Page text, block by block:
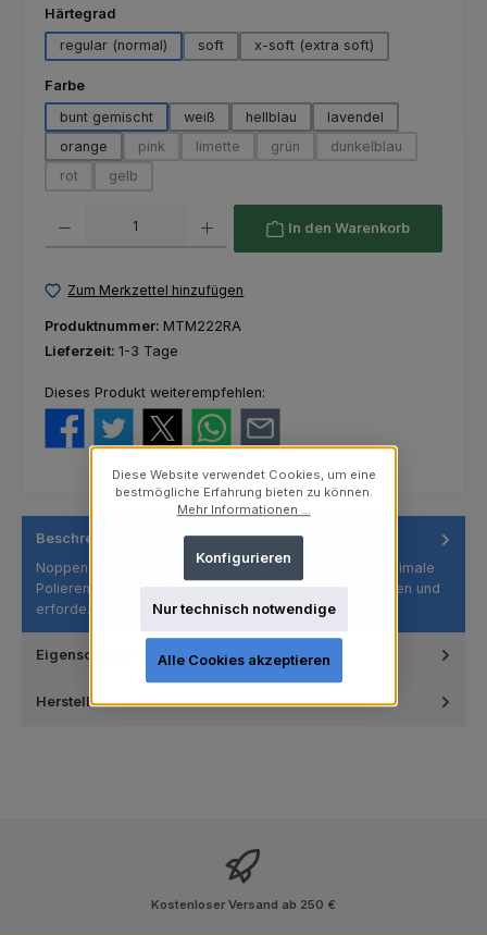
Härtegrad
regular (normal)
soft x-soft (extra soft)
Farbeauswählen
bunt gemischt
weiß hellblau
lavendel
orange
pink
(Diese Option ist zurzeit nicht verfügbar.)
limette
(Diese Option ist zurzeit nicht verfügbar.)
grün
(Diese Option ist zurzeit nicht
dunkelblau
(Diese Option ist
rot
(Diese Option ist zurzeit nicht verfügbar.)
gelb
(Diese Option ist zurzeit nicht verfügbar.)
In den Warenkorb
Zum Merkzettel hinzufügen
Produktnummer: MTM222RA
Lieferzeit: 1-3 Tage
Dieses Produkt weiterempfehlen:
Beschreibung
Noppen auf der Außenfläche optimieren das interproximale
Polieren sowie die Entfernung von Flecken und Biofilmen und
erforde…
Eigenschaften
Hersteller
Kostenloser Versand ab 250 €
Diese Website verwendet Cookies, um eine
bestmögliche Erfahrung bieten zu können.
Mehr Informationen ...
Nur technisch notwendige
Konfigurieren
Alle Cookies akzeptieren